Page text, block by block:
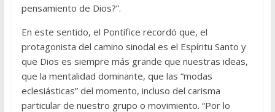
pensamiento de Dios?”.
En este sentido, el Pontífice recordó que, el
protagonista del camino sinodal es el Espíritu Santo y
que Dios es siempre más grande que nuestras ideas,
que la mentalidad dominante, que las “modas
eclesiásticas” del momento, incluso del carisma
particular de nuestro grupo o movimiento. “Por lo